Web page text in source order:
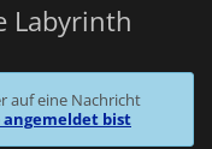
Labyrinth
auf eine Nachricht
bist